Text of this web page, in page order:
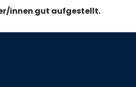
innen gut aufgestellt.